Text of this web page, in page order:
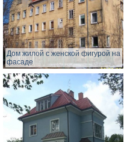
Дом жилой с женской фигурой на
фасаде